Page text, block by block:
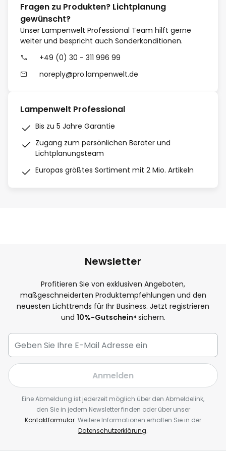
Fragen zu Produkten? Lichtplanung
gewünscht?
Unser Lampenwelt Professional Team hilft gerne
weiter und bespricht auch Sonderkonditionen.
+49 (0) 30 - 311 996 99
noreply@pro.lampenwelt.de
Lampenwelt Professional
Bis zu 5 Jahre Garantie
Zugang zum persönlichen Berater und
Lichtplanungsteam
Europas größtes Sortiment mit 2 Mio. Artikeln
Newsletter
Profitieren Sie von exklusiven Angeboten,
maßgeschneiderten Produktempfehlungen und den
neuesten Lichttrends für Ihr Business. Jetzt registrieren
und 10%-Gutschein⁴ sichern.
Anmelden
Eine Abmeldung ist jederzeit möglich über den Abmeldelink,
den Sie in jedem Newsletter finden oder über unser
Kontaktformular. Weitere Informationen erhalten Sie in der
Datenschutzerklärung.